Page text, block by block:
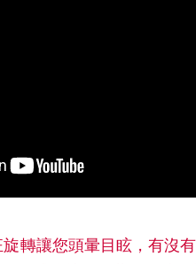
轉讓您頭暈目眩，有沒